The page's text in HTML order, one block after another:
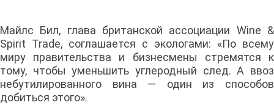
Майлс Бил, глава британской ассоциации Wine &
Spirit Trade, соглашается с экологами: «По всему
миру правительства и бизнесмены стремятся к
тому, чтобы уменьшить углеродный след. А ввоз
небутилированного вина — один из способов
добиться этого».